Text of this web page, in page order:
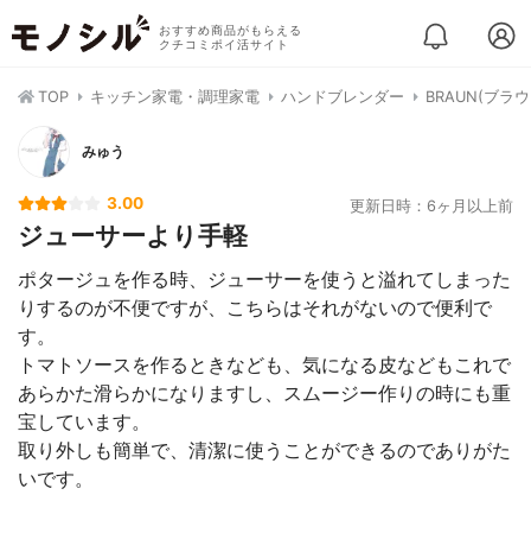
おすすめ商品がもらえる
クチコミポイ活サイト
TOP キッチン家電・調理家電 ハンドブレンダー BRAUN(ブラ
みゅう
3.00 更新日時：6ヶ月以上前
ジューサーより手軽
ポタージュを作る時、ジューサーを使うと溢れてしまった
りするのが不便ですが、こちらはそれがないので便利で
す。
トマトソースを作るときなども、気になる皮などもこれで
あらかた滑らかになりますし、スムージー作りの時にも重
宝しています。
取り外しも簡単で、清潔に使うことができるのでありがた
いです。